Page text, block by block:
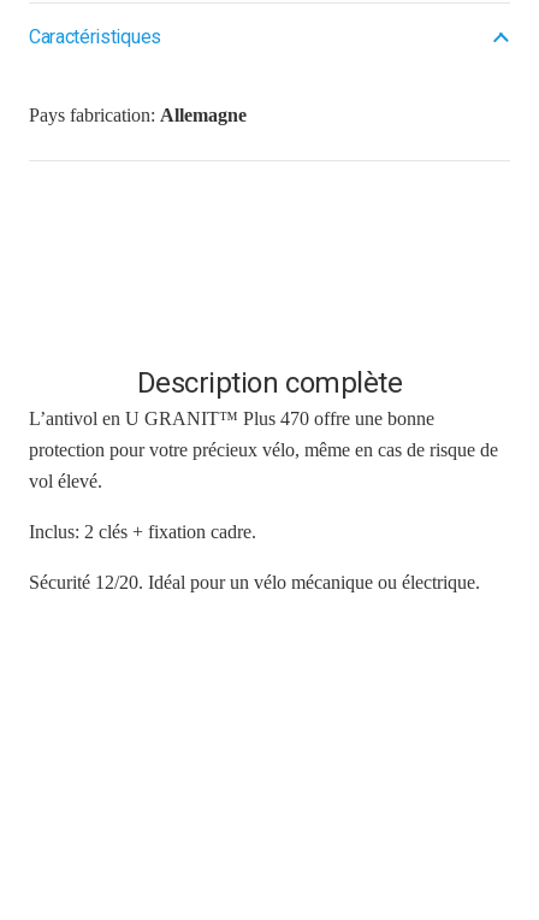
Caractéristiques
Pays fabrication: Allemagne
Description complète
L’antivol en U GRANIT™ Plus 470 offre une bonne
protection pour votre précieux vélo, même en cas de risque de
vol élevé.
Inclus: 2 clés + fixation cadre.
Sécurité 12/20. Idéal pour un vélo mécanique ou électrique.